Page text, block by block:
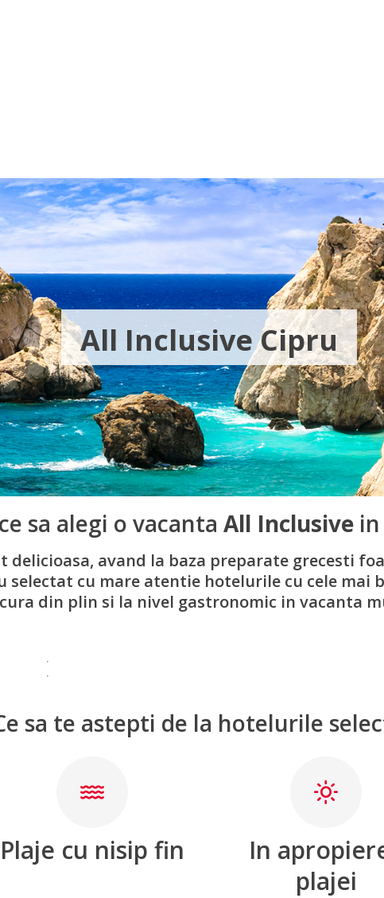
All Inclusive Cipru
sa alegi o vacanta All Inclusivein
avand la baza preparate grecesti
selectat cu mare atentie hotelurile cu cele
din plin si la nivel gastronomic in vacanta
sa te astepti de la hotelurile
Plaje cu nisip fin
In
plajei